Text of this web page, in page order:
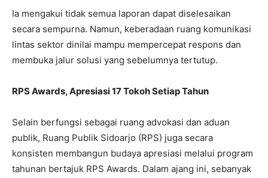
Ia mengakui tidak semua laporan dapat diselesaikan
secara sempurna. Namun, keberadaan ruang komunikasi
lintas sektor dinilai mampu mempercepat respons dan
membuka jalur solusi yang sebelumnya tertutup.
RPS Awards, Apresiasi 17 Tokoh Setiap Tahun
Selain berfungsi sebagai ruang advokasi dan aduan
publik, Ruang Publik Sidoarjo (RPS) juga secara
konsisten membangun budaya apresiasi melalui program
tahunan bertajuk RPS Awards. Dalam ajang ini, sebanyak